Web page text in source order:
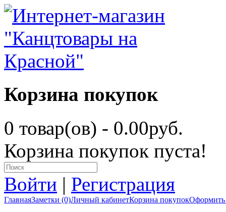
Корзина покупок
0 товар(ов) - 0.00руб.
Корзина покупок пуста!
Войти | Регистрация
ГлавнаяЗаметки (0)Личный кабинетКорзина покупокОформить